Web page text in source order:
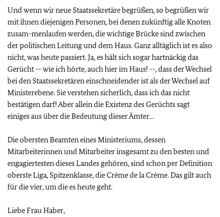
Und wenn wir neue Staatssekretäre begrüßen, so begrüßen wir
mit ihnen diejenigen Personen, bei denen zukünftig alle Knoten
zusam-menlaufen werden, die wichtige Brücke sind zwischen
der politischen Leitung und dem Haus. Ganz alltäglich ist es also
nicht, was heute passiert. Ja, es hält sich sogar hartnäckig das
Gerücht -- wie ich hörte, auch hier im Haus! --, dass der Wechsel
bei den Staatssekretären einschneidender ist als der Wechsel auf
Ministerebene. Sie verstehen sicherlich, dass ich das nicht
bestätigen darf! Aber allein die Existenz des Gerüchts sagt
einiges aus über die Bedeutung dieser Ämter...
Die obersten Beamten eines Ministeriums, dessen
Mitarbeiterinnen und Mitarbeiter insgesamt zu den besten und
engagiertesten dieses Landes gehören, sind schon per Definition
oberste Liga, Spitzenklasse, die Crème de la Crème. Das gilt auch
für die vier, um die es heute geht.
Liebe Frau Haber,